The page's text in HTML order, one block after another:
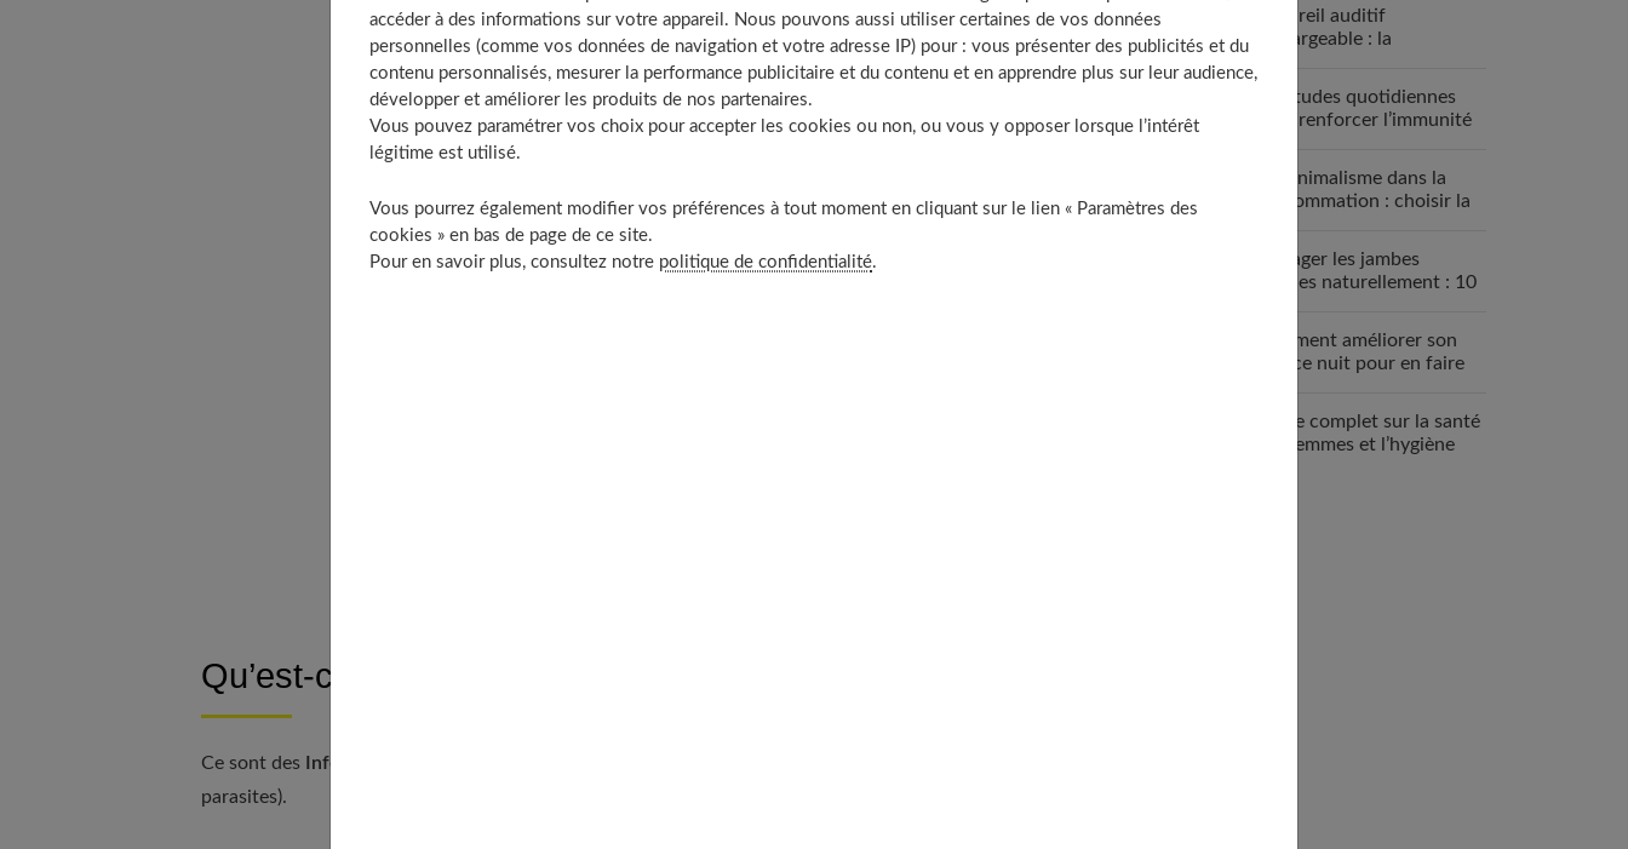
Qu’est-ce que les IST ?
Comment peut-on contracter une IST ?
Comment dépister une IST ?
Comment soigner une IST ?
Comment se protéger contre les IST ?
L’herpès génital
Les mycoplasmes et la trichomonase
Qu’est-ce que les IST ?
Ce sont desInfections Sexuellement Transmissibles
parasites).
Appareil auditif
rechargeable : la
Habitudes quotidiennes
pour renforcer l’immunité
Le minimalisme dans la
consommation : choisir la
Soulager les jambes
lourdes naturellement : 10
Comment améliorer son
espace nuit pour en faire
Guide complet sur la santé
des femmes et l’hygiène
accéder à des informations sur votre appareil. Nous pouvons aussi utiliser certaines de vos données
personnelles (comme vos données de navigation et votre adresse IP) pour : vous présenter des publicités et du
contenu personnalisés, mesurer la performance publicitaire et du contenu et en apprendre plus sur leur audience,
développer et améliorer les produits de nos partenaires.
Vous pouvez paramétrer vos choix pour accepter les cookies ou non, ou vous y opposer lorsque l’intérêt
légitime est utilisé.
Vous pourrez également modifier vos préférences à tout moment en cliquant sur le lien « Paramètres des
cookies » en bas de page de ce site.
Pour en savoir plus, consultez notre politique de confidentialité.